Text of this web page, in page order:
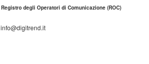
Registro degli Operatori di Comunicazione (ROC)
info@digitrend.it